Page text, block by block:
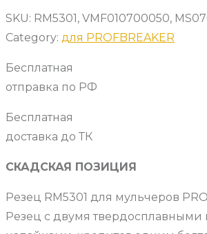
SKU: RM5301, VMF010700050,
Category: для PROFBREAKER
Бесплатная
отправка по РФ
Бесплатная
доставка до ТК
СКАДСКАЯ ПОЗИЦИЯ
Резец RM5301 для мульчеров
Резец с двумя